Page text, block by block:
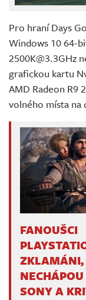
Pro hraní Days
Windows 10 64-
2500K@3.3GHz
grafickou kartu
AMD Radeon R9
volného místa na
FANOUŠCI
ZKLAMÁNI,
SONY A